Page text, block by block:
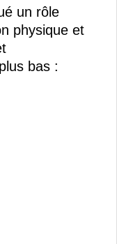
un rôle
physique et
bas :